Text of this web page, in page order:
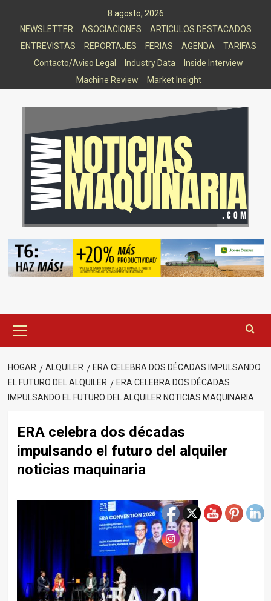
8 agosto, 2026
NEWSLETTER
ASOCIACIONES
ARTICULOS DESTACADOS
ENTREVISTAS
REPORTAJES FERIAS AGENDA
TARIFAS
Contacto/Aviso Legal
Industry Data
Inside Interview
Machine Review
Market Insight
principal
HOGAR ALQUILER
ERA CELEBRA DOS DÉCADAS IMPULSANDO
EL FUTURO DEL ALQUILER
ERA CELEBRA DOS DÉCADAS
IMPULSANDO EL FUTURO DEL ALQUILER NOTICIAS MAQUINARIA
ERA celebra dos décadas
impulsando el futuro del alquiler
noticias maquinaria